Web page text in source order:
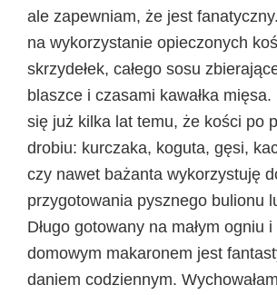
ale zapewniam, że jest
na wykorzystanie opieczonych
skrzydełek, całego sosu
blaszce i czasami kawałka mięsa.
się już kilka lat temu, że kości po
drobiu: kurczaka, koguta, gęsi,
czy nawet bażanta wykorzystuję
przygotowania pysznego bulionu
Długo gotowany na małym ogniu
domowym makaronem jest
daniem codziennym.